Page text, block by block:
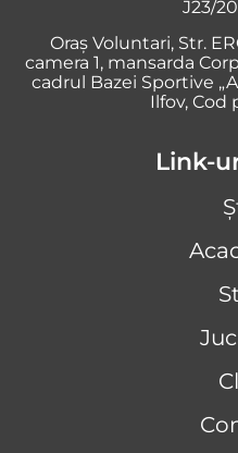
J23/
Oraş Voluntari, Str.
camera 1, mansarda
cadrul Bazei Sportive
Ilfov, Cod
Link-